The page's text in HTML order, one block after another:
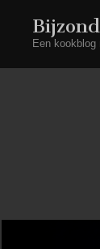
Een kookblog